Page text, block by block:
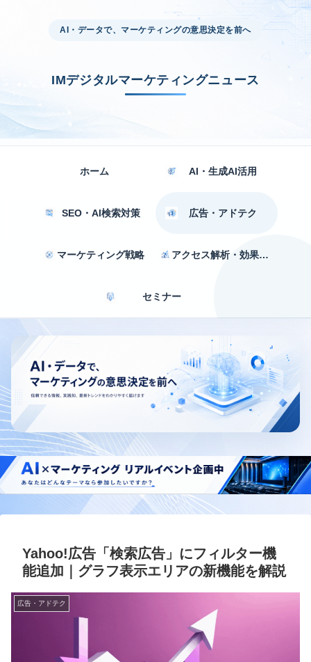
AI・データで、マーケティングの意思決定を前へ
IMデジタルマーケティングニュース
ホーム AI・生成AI活用
SEO・AI検索対策 広告・アドテク
マーケティング戦略 アクセス解析・効果測定
セミナー
Yahoo!広告「検索広告」にフィルター機
能追加｜グラフ表示エリアの新機能を解説
広告・アドテク